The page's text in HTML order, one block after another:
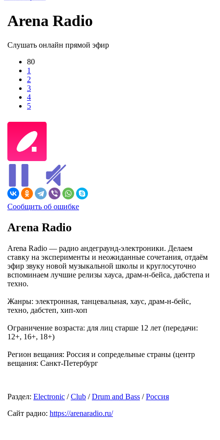
Arena Radio
Слушать онлайн прямой эфир
80
1
2
3
4
5
Сообщить об ошибке
Arena Radio
Arena Radio — радио андеграунд-электроники. Делаем
ставку на эксперименты и неожиданные сочетания, отдаём
эфир звуку новой музыкальной школы и круглосуточно
вспоминаем лучшие релизы хауса, драм-н-бейса, дабстепа и
техно.
Жанры: электронная, танцевальная, хаус, драм-н-бейс,
техно, дабстеп, хип-хоп
Ограничение возраста: для лиц старше 12 лет (передачи:
12+, 16+, 18+)
Регион вещания: Россия и сопредельные страны (центр
вещания: Санкт-Петербург
Раздел: Electronic /Club /Drum and Bass /Россия
Сайт радио: https://arenaradio.ru/